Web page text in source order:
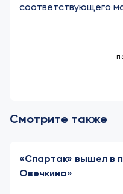
соответствующего
Смотрите также
«Спартак» вышел в
Овечкина»